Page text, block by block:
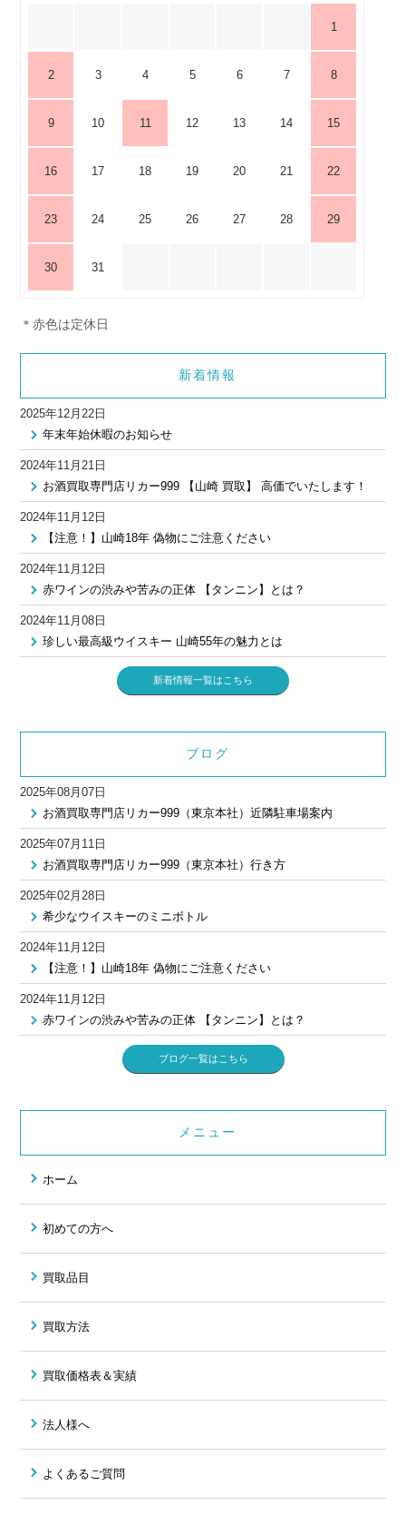
1
2 3 4 5 6 7 8
9 10 11 12 13 14 15
16 17 18 19 20 21 22
23 24 25 26 27 28 29
30 31
＊赤色は定休日
新着情報
2025年12月22日
年末年始休暇のお知らせ
2024年11月21日
お酒買取専門店リカー999 【山崎 買取】 高価でいたします！
2024年11月12日
【注意！】山崎18年 偽物にご注意ください
2024年11月12日
赤ワインの渋みや苦みの正体 【タンニン】とは？
2024年11月08日
珍しい最高級ウイスキー 山崎55年の魅力とは
新着情報一覧はこちら
ブログ
2025年08月07日
お酒買取専門店リカー999（東京本社）近隣駐車場案内
2025年07月11日
お酒買取専門店リカー999（東京本社）行き方
2025年02月28日
希少なウイスキーのミニボトル
2024年11月12日
【注意！】山崎18年 偽物にご注意ください
2024年11月12日
赤ワインの渋みや苦みの正体 【タンニン】とは？
ブログ一覧はこちら
メニュー
ホーム
初めての方へ
買取品目
買取方法
買取価格表＆実績
法人様へ
よくあるご質問